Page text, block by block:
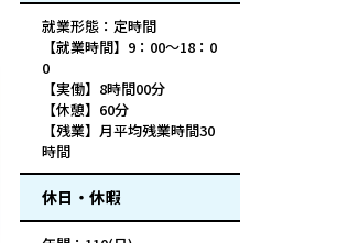
就業形態：定時間
【就業時間】9：00～18：0
0
【実働】8時間00分
【休憩】60分
【残業】月平均残業時間30
時間
休日・休暇